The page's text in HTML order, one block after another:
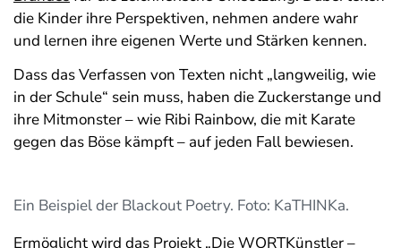
die Kinder ihre Perspektiven, nehmen andere wahr
und lernen ihre eigenen Werte und Stärken kennen.
Dass das Verfassen von Texten nicht „langweilig, wie
in der Schule“ sein muss, haben die Zuckerstange und
ihre Mitmonster – wie Ribi Rainbow, die mit Karate
gegen das Böse kämpft – auf jeden Fall bewiesen.
Ein Beispiel der Blackout Poetry. Foto: KaTHINKa.
Ermöglicht wird das Projekt „Die WORTKünstler –